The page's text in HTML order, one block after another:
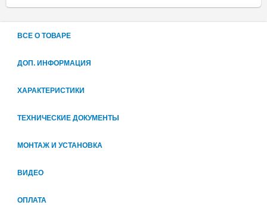
ВСЕ О ТОВАРЕ
ДОП. ИНФОРМАЦИЯ
ХАРАКТЕРИСТИКИ
ТЕХНИЧЕСКИЕ ДОКУМЕНТЫ
МОНТАЖ И УСТАНОВКА
ВИДЕО
ОПЛАТА